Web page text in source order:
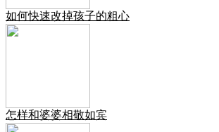
如何快速改掉孩子的粗心
怎样和婆婆相敬如宾